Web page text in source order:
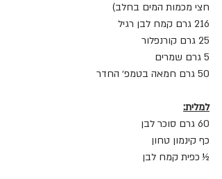
חצי מכמות המים בחלב)
216 גרם קמח לבן רגיל
25 גרם קורנפלור
5 גרם שמרים
50 גרם חמאה בטמפ׳ החדר
למלית:
60 גרם סוכר לבן
כף קינמון טחון
½ כפית קמח לבן